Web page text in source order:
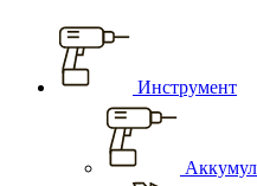
Инструмент